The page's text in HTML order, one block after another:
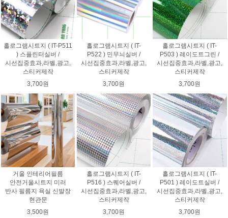
홀로그램시트지 ( IT-P511
) 스플린터실버 /
시선집중효과,라벨,광고,
스티커제작
3,700원
홀로그램시트지 ( IT-
P522 ) 민무늬실버 /
시선집중효과,라벨,광고,
스티커제작
3,700원
홀로그램시트지 ( IT-
P503 ) 레이도트그린 /
시선집중효과,라벨,광고,
스티커제작
3,700원
거울 인테리어필름
안전거울시트지 미러
반사 필름지 욕실 신발장
현관문
3,500원
홀로그램시트지 ( IT-
P516 ) 스퀘어실버 /
시선집중효과,라벨,광고,
스티커제작
3,700원
홀로그램시트지 ( IT-
P501 ) 레이도트실버 /
시선집중효과,라벨,광고,
스티커제작
3,700원